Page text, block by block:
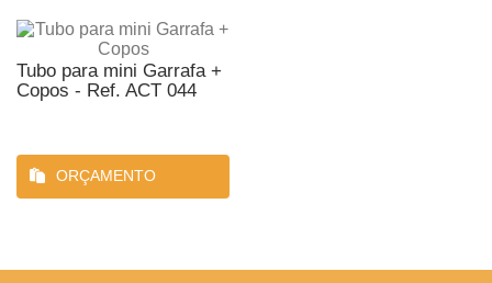
Tubo para mini Garrafa +
Copos - Ref. ACT 044
ORÇAMENTO